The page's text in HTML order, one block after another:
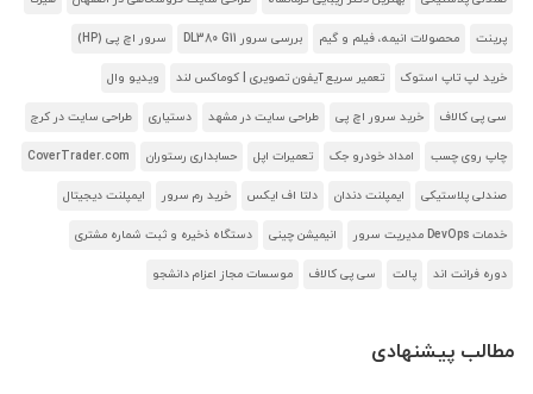
پرینت محصولات انیمه، فیلم و گیم بررسی سرور DL380 G11 سرور اچ پی (HP)
خرید لپ تاپ استوک تعمیر سریع آیفون تصویری | کوماکس لند ویدیو وال
سی پی کالاف خرید سرور اچ پی طراحی سایت در مشهد دستیاری طراحی سایت در کرج
چاپ روی چسب امداد خودرو جک تعمیرات اپل حسابداری رستوران CoverTrader.com
صندلی پلاستیکی ایمپلنت دندان دلتا اف ایکس خرید رم سرور ایمپلنت دیجیتال
خدمات DevOps مدیریت سرور انیمیشن چینی دستگاه ذخیره و ثبت شماره مشتری
دوره فرانت اند پالت سی پی کالاف موسسات مجاز اعزام دانشجو
مطالب پیشنهادی